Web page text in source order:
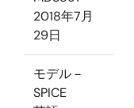
2018年7月
29日
モデル－
SPICE